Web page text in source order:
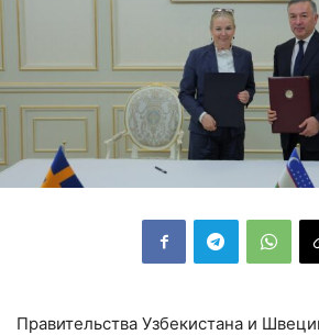
Правительства Узбекистана и